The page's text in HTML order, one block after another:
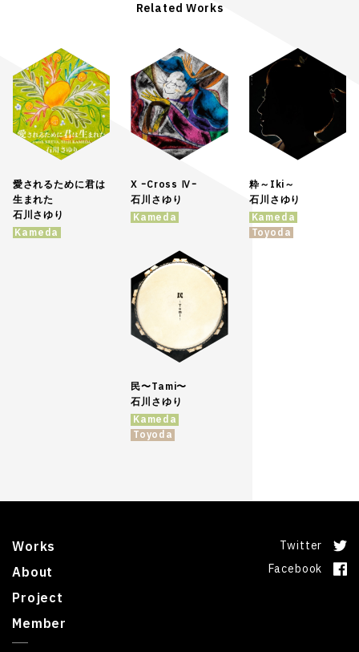
Related Works
愛されるために君は
生まれた
石川さゆり
Kameda
X ｰCross Ⅳｰ
石川さゆり
Kameda
粋～Iki～
石川さゆり
Kameda
Toyoda
民〜Tami〜
石川さゆり
Kameda
Toyoda
Works
About
Project
Member
Twitter
Facebook